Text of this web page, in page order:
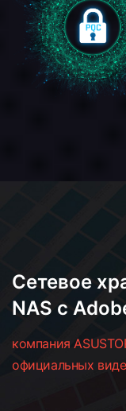
Сетевое
NAS с
компания
официальных